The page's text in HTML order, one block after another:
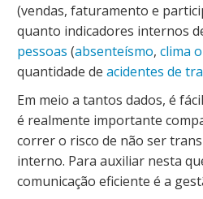
(vendas, faturamento e
quanto indicadores internos
pessoas (absenteísmo, clima
quantidade de acidentes de
Em meio a tantos dados, é
é realmente importante
correr o risco de não ser
interno. Para auxiliar nesta
comunicação eficiente é a